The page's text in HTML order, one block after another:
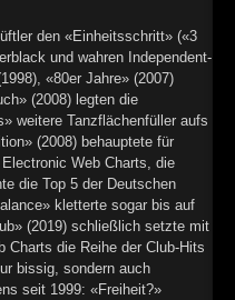
den «Einheitsschritt» («3
und wahren Independent-
«80er Jahre» (2007)
(2008) legten die
weitere Tanzflächenfüller aufs
(2008) behauptete für
Web Charts, die
die Top 5 der Deutschen
kletterte sogar bis auf
(2019) schließlich setzte mit
Charts die Reihe der Club-Hits
bissig, sondern auch
seit 1999: «Freiheit?»